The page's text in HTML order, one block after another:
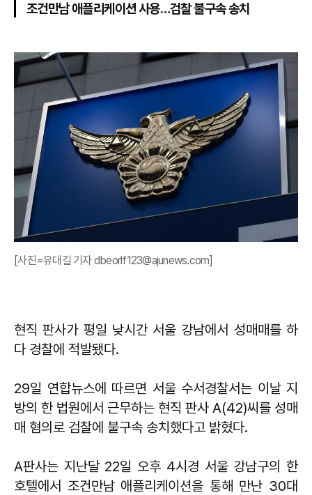
조건만남 애플리케이션 사용…검찰 불구속 송치
[사진=유대길 기자 dbeorlf123@ajunews.com]
현직 판사가 평일 낮시간 서울 강남에서 성매매를 하
다 경찰에 적발됐다.
29일 연합뉴스에 따르면 서울 수서경찰서는 이날 지
방의 한 법원에서 근무하는 현직 판사 A(42)씨를 성매
매 혐의로 검찰에 불구속 송치했다고 밝혔다.
A판사는 지난달 22일 오후 4시경 서울 강남구의 한
호텔에서 조건만남 애플리케이션을 통해 만난 30대